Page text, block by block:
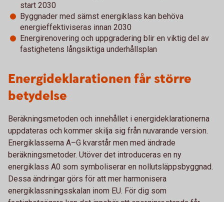
start 2030
Byggnader med sämst energiklass kan behöva
energieffektiviseras innan 2030
Energirenovering och uppgradering blir en viktig del av
fastighetens långsiktiga underhållsplan
Energideklarationen får större
betydelse
Beräkningsmetoden och innehållet i energideklarationerna
uppdateras och kommer skilja sig från nuvarande version.
Energiklasserna A–G kvarstår men med ändrade
beräkningsmetoder. Utöver det introduceras en ny
energiklass A0 som symboliserar en nollutsläppsbyggnad.
Dessa ändringar görs för att mer harmonisera
energiklassningsskalan inom EU. För dig som